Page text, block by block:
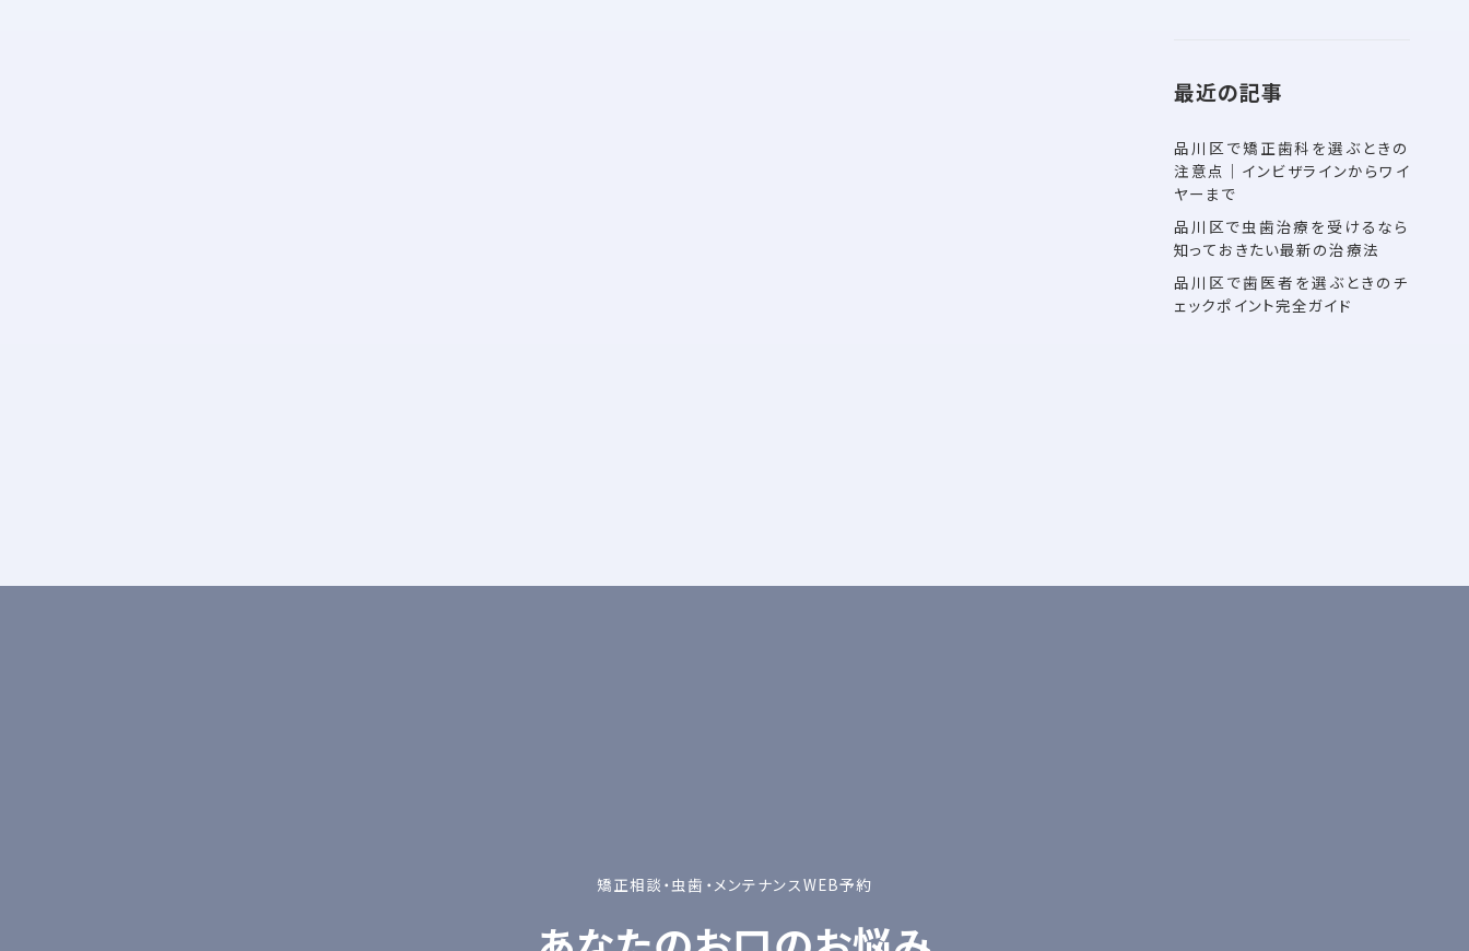
最近の記事
品川区で矯正歯科を選ぶときの
注意点｜インビザラインからワイ
ヤーまで
品川区で虫歯治療を受けるなら
知っておきたい最新の治療法
品川区で歯医者を選ぶときのチ
ェックポイント完全ガイド
矯正相談・虫歯・メンテナンスWEB予約